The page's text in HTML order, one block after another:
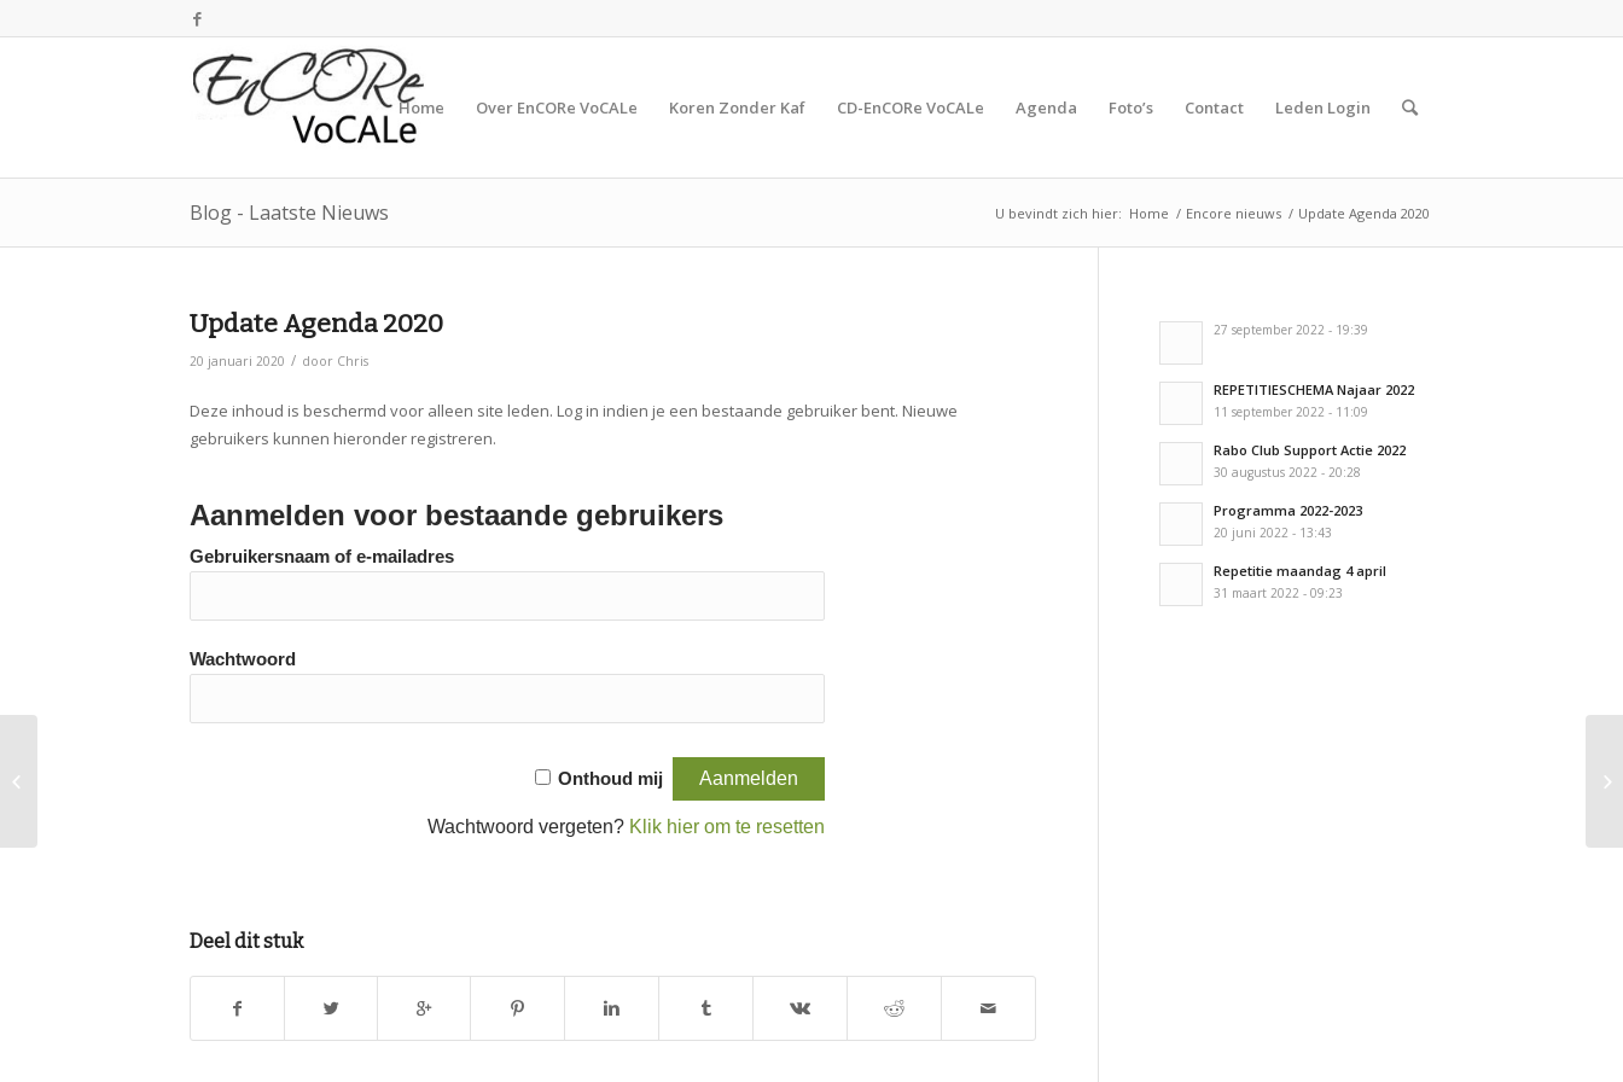
Home Over EnCORe VoCALe Koren Zonder Kaf CD-EnCORe VoCALe Agenda Foto’s Contact Leden Login
Blog - Laatste Nieuws U bevindt zich hier: Home / Encore nieuws / Update Agenda 2020
Update Agenda 2020
20 januari 2020 / door Chris
Deze inhoud is beschermd voor alleen site leden. Log in indien je een bestaande gebruiker bent. Nieuwe
gebruikers kunnen hieronder registreren.
Aanmelden voor bestaande gebruikers
Gebruikersnaam of e-mailadres
Wachtwoord
Onthoud mij
Wachtwoord vergeten? Klik hier om te resetten
Deel dit stuk
27 september 2022 - 19:39
REPETITIESCHEMA Najaar 2022
11 september 2022 - 11:09
Rabo Club Support Actie 2022
30 augustus 2022 - 20:28
Programma 2022-2023
20 juni 2022 - 13:43
Repetitie maandag 4 april
31 maart 2022 - 09:23